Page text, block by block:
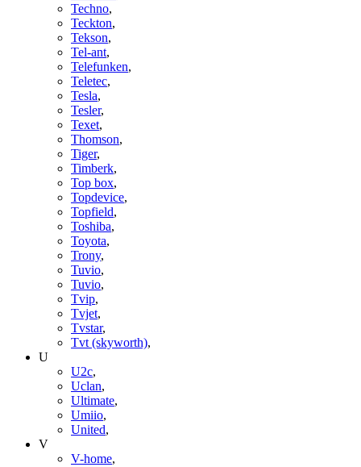
Techno,
Teckton,
Tekson,
Tel-ant,
Telefunken,
Teletec,
Tesla,
Tesler,
Texet,
Thomson,
Tiger,
Timberk,
Top box,
Topdevice,
Topfield,
Toshiba,
Toyota,
Trony,
Tuvio,
Tuvio,
Tvip,
Tvjet,
Tvstar,
Tvt (skyworth),
U
U2c,
Uclan,
Ultimate,
Umiio,
United,
V
V-home,